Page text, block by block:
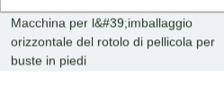
Macchina per l&#39;imballaggio
orizzontale del rotolo di pellicola per
buste in piedi